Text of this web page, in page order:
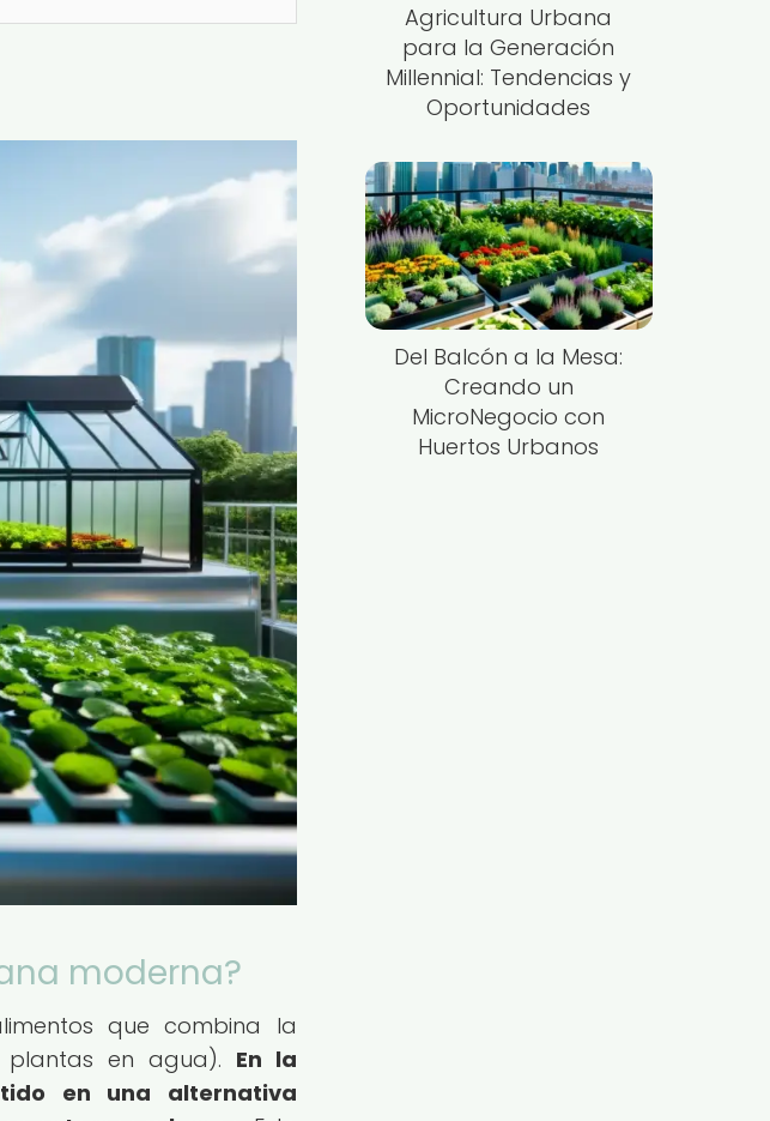
moderna?
que combina la
en agua). En la
en una alternativa
Agricultura Urbana
para la Generación
Millennial: Tendencias y
Oportunidades
Del Balcón a la Mesa:
Creando un
MicroNegocio con
Huertos Urbanos